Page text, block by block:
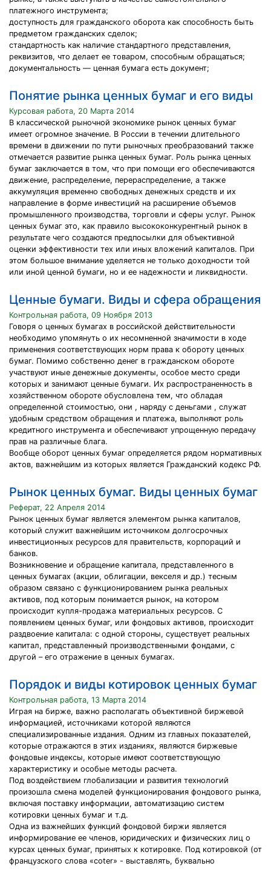
платежного инструмента;
доступность для гражданского оборота как способность быть
предметом гражданских сделок;
стандартность как наличие стандартного представления,
реквизитов, что делает ее товаром, способным обращаться;
документальность — ценная бумага есть документ;
Понятие рынка ценных бумаг и его виды
Курсовая работа, 20 Марта 2014
В классической рыночной экономике рынок ценных бумаг
имеет огромное значение. В России в течении длительного
времени в движении по пути рыночных преобразований также
отмечается развитие рынка ценных бумаг. Роль рынка ценных
бумаг заключается в том, что при помощи его обеспечиваются
движение, распределение, перераспределение, а также
аккумуляция временно свободных денежных средств и их
направление в форме инвестиций на расширение объемов
промышленного производства, торговли и сферы услуг. Рынок
ценных бумаг это, как правило высококонкурентный рынок в
результате чего создаются предпосылки для объективной
оценки эффективности тех или иных вложений капиталов. При
этом большое внимание уделяется не только доходности той
или иной ценной бумаги, но и ее надежности и ликвидности.
Ценные бумаги. Виды и сфера обращения
Контрольная работа, 09 Ноября 2013
Говоря о ценных бумагах в российской действительности
необходимо упомянуть о их несомненной значимости в ходе
применения соответствующих норм права к обороту ценных
бумаг. Помимо собственно денег в гражданском обороте
участвуют иные денежные документы, особое место среди
которых и занимают ценные бумаги. Их распространенность в
хозяйственном обороте обусловлена тем, что обладая
определенной стоимостью, они , наряду с деньгами , служат
удобным средством обращения и платежа, выполняют роль
кредитного инструмента и обеспечивают упрощенную передачу
прав на различные блага.
Вообще оборот ценных бумаг определяется рядом нормативных
актов, важнейшим из которых является Гражданский кодекс РФ.
Рынок ценных бумаг. Виды ценных бумаг
Реферат, 22 Апреля 2014
Рынок ценных бумаг является элементом рынка капиталов,
который служит важнейшим источником долгосрочных
инвестиционных ресурсов для правительств, корпораций и
банков.
Возникновение и обращение капитала, представленного в
ценных бумагах (акции, облигации, векселя и др.) тесным
образом связано с функционированием рынка реальных
активов, под которым понимается рынок, на котором
происходит купля-продажа материальных ресурсов. С
появлением ценных бумаг, или фондовых активов, происходит
раздвоение капитала: с одной стороны, существует реальных
капитал, представленный производственными фондами, с
другой – его отражение в ценных бумагах.
Порядок и виды котировок ценных бумаг
Контрольная работа, 13 Марта 2014
Играя на бирже, важно располагать объективной биржевой
информацией, источниками которой являются
специализированные издания. Одним из главных показателей,
которые отражаются в этих изданиях, являются биржевые
фондовые индексы, которые имеют соответствующую
характеристику и особые методы расчета.
Под воздействием глобализации и развития технологий
произошла смена моделей функционирования фондового рынка,
включая поставку информации, автоматизацию систем
котировки ценных бумаг и т.д.
Одна из важнейших функций фондовой биржи является
информирование ее членов, юридических и физических лиц о
курсах ценных бумаг, принятых к котировке. Под котировкой (от
французского слова «соter» - выставлять, буквально